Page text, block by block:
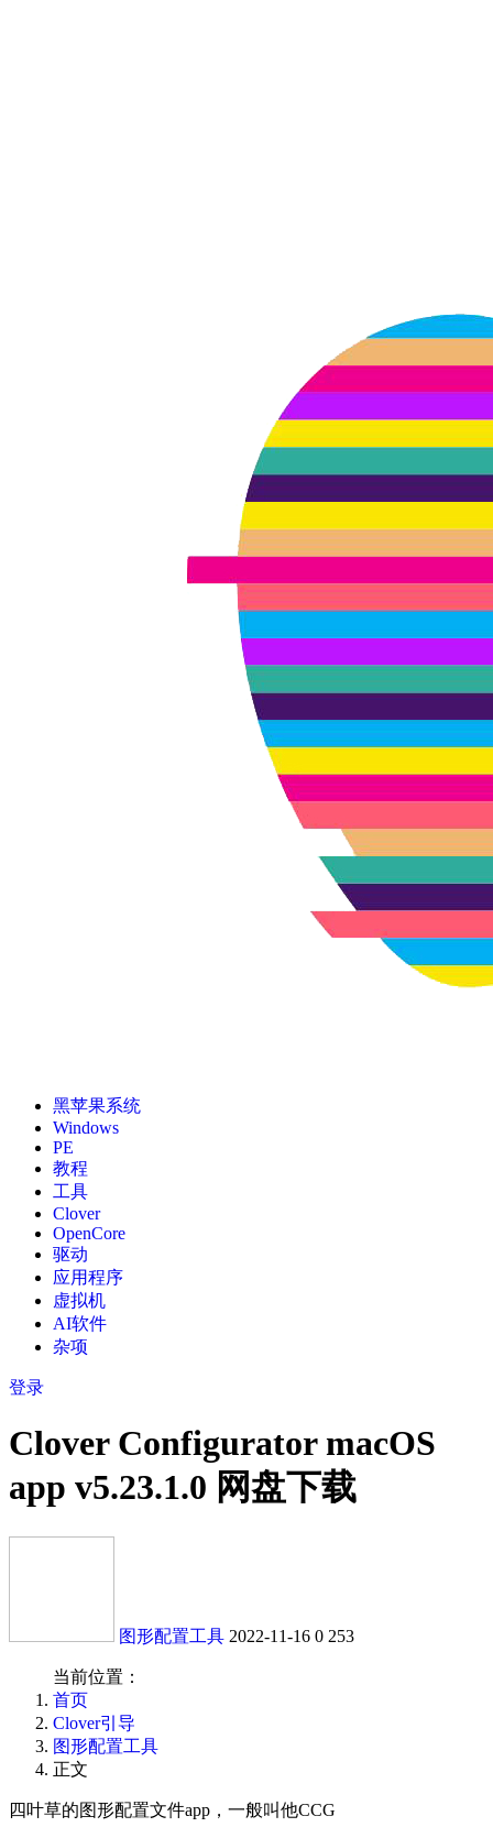
黑苹果系统
Windows
PE
教程
工具
Clover
OpenCore
驱动
应用程序
虚拟机
AI软件
杂项
登录
Clover Configurator macOS
app v5.23.1.0 网盘下载
图形配置工具 2022-11-16 0 253
当前位置：
首页
Clover引导
图形配置工具
正文
四叶草的图形配置文件app，一般叫他CCG